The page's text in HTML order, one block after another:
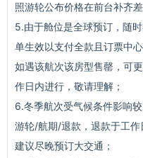
照游轮公布价格在前台补齐差
5.由于舱位是全球预订，随
单生效以支付全款且订票中
如遇该航次该房型售罄，可
作日内进行，敬请理解；
6.冬季航次受气候条件影响
游轮/航期/退款，退款于工作
建议尽晚预订大交通；